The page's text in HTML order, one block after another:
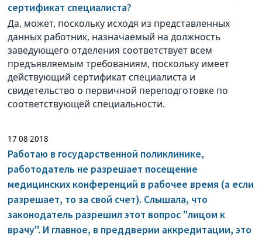
сертификат специалиста?
Да, может, поскольку исходя из представленных
данных работник, назначаемый на должность
заведующего отделения соответствует всем
предъявляемым требованиям, поскольку имеет
действующий сертификат специалиста и
свидетельство о первичной переподготовке по
соответствующей специальности.
17 08 2018
Работаю в государственной поликлинике,
работодатель не разрешает посещение
медицинских конференций в рабочее время (а если
разрешает, то за свой счет). Слышала, что
законодатель разрешил этот вопрос "лицом к
врачу". И главное, в преддверии аккредитации, это